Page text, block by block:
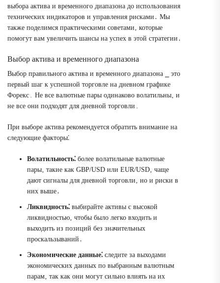
выбора актива и временного диапазона до использования
технических индикаторов и управления рисками․ Мы
также поделимся практическими советами‚ которые
помогут вам увеличить шансы на успех в этой стратегии․
Выбор актива и временного диапазона
Выбор правильного актива и временного диапазона ⎯ это
первый шаг к успешной торговле на дневном графике
Форекс․ Не все валютные пары одинаково волатильны‚ и
не все они подходят для дневной торговли․
При выборе актива рекомендуется обратить внимание на
следующие факторы⁚
Волатильность⁚ более волатильные валютные
пары‚ такие как GBP/USD или EUR/USD‚ чаще
дают сигналы для дневной торговли‚ но и риски в
них выше․
Ликвидность⁚ выбирайте активы с высокой
ликвидностью‚ чтобы было легко входить и
выходить из позиций без значительных
проскальзываний․
Экономические данные⁚ следите за выходами
экономических данных по выбранным валютным
парам‚ так как они могут сильно влиять на их